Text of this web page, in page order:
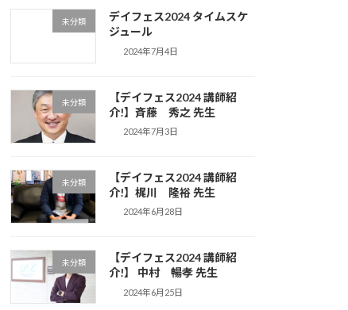
未分類
デイフェス2024 タイムスケ
ジュール
2024年7月4日
未分類
【デイフェス2024 講師紹
介!】斉藤 秀之 先生
2024年7月3日
未分類
【デイフェス2024 講師紹
介!】梶川 隆裕 先生
2024年6月28日
未分類
【デイフェス2024 講師紹
介!】 中村 暢孝 先生
2024年6月25日